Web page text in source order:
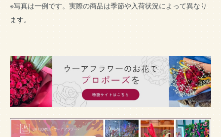
※写真は一例です。実際の商品は季節や入荷状況によって異なり
ます。